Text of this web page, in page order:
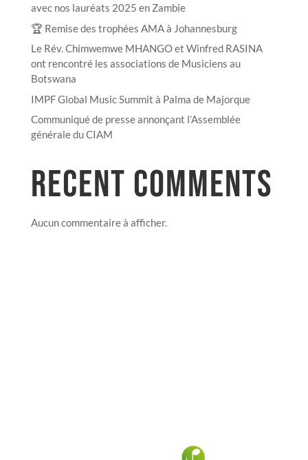
avec nos lauréats 2025 en Zambie
🏆 Remise des trophées AMA à Johannesburg
Le Rév. Chimwemwe MHANGO et Winfred RASINA
ont rencontré les associations de Musiciens au
Botswana
IMPF Global Music Summit à Palma de Majorque
Communiqué de presse annonçant l’Assemblée
générale du CIAM
RECENT COMMENTS
Aucun commentaire à afficher.